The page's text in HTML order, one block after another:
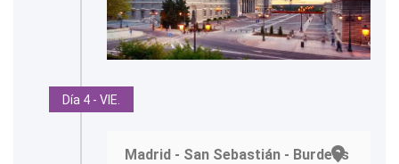
Día 4 - VIE.
Madrid - San Sebastián - Burdeos